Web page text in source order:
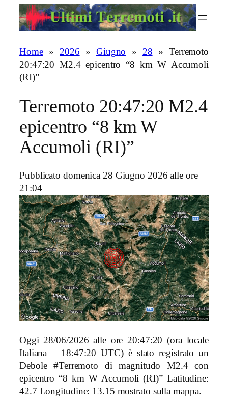
Home» 2026 » Giugno » 28 » Terremoto
20:47:20 M2.4 epicentro “8 km W Accumoli
(RI)”
Terremoto 20:47:20 M2.4
epicentro “8 km W
Accumoli (RI)”
Pubblicato domenica 28 Giugno 2026 alle ore
21:04
Oggi 28/06/2026 alle ore 20:47:20 (ora locale
Italiana – 18:47:20 UTC) è stato registrato un
Debole #Terremoto di magnitudo M2.4 con
epicentro “8 km W Accumoli (RI)” Latitudine:
42.7 Longitudine: 13.15 mostrato sulla mappa.